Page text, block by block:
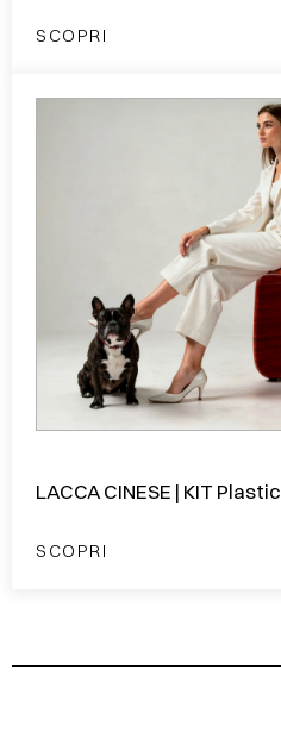
SCOPRI
LACCA CINESE | KIT Plastic
SCOPRI